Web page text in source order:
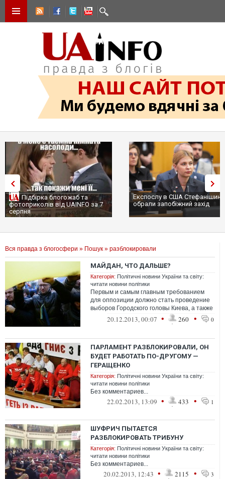
Підбірка блогожаб та
фотоприколів від UAINFO за 7
серпня
Експослу в США
обрали запобіжний захід
Вся правда з блогосфери » Пошук » разблокировали
МАЙДАН, ЧТО ДАЛЬШЕ?
Категорія: Політичні новини України та світу:
читати новини політики
Первым и самым главным требованием
для оппозиции должно стать проведение
выборов Городского головы Киева, а также
Киевсовета. При этом оппозиционные л...
20.12.2013, 00:07 • 260 • 0
ПАРЛАМЕНТ РАЗБЛОКИРОВАЛИ, ОН
БУДЕТ РАБОТАТЬ ПО-ДРУГОМУ —
ГЕРАЩЕНКО
Категорія: Політичні новини України та світу:
читати новини політики
Без комментариев...
22.02.2013, 13:09 • 433 • 1
ШУФРИЧ ПЫТАЕТСЯ
РАЗБЛОКИРОВАТЬ ТРИБУНУ
Категорія: Політичні новини України та світу:
читати новини політики
Без комментариев...
20.02.2013, 12:43 • 2115 • 3